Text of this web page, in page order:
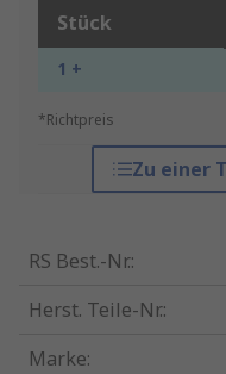
Stück
1 +
*Richtpreis
Zu einer
RS Best.-Nr.:
Herst. Teile-Nr.:
Marke: